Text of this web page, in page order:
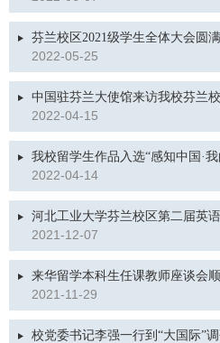
芬兰校区2021级学生全体大会圆
2022-05-25
中国驻芬兰大使馆来访我校芬兰
2022-04-15
我校留学生作品入选“感知中国·
2022-04-14
河北工业大学芬兰校区第二届英
2021-12-07
来华留学本科生任课教师座谈会
2021-11-29
校党委书记李强一行到“大国际”